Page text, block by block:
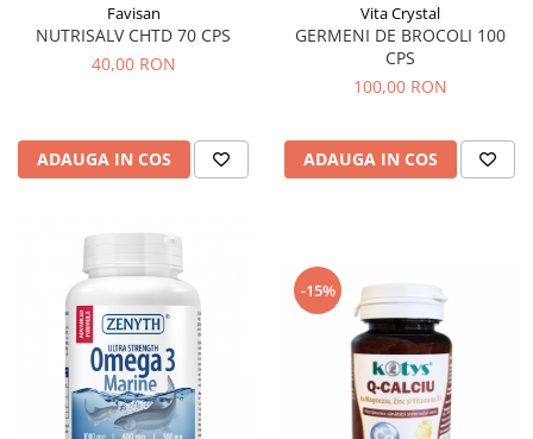
Favisan
NUTRISALV CHTD 70 CPS
40,00 RON
ADAUGA IN COS
Vita Crystal
GERMENI DE BROCOLI 100
CPS
100,00 RON
ADAUGA IN COS
-15%